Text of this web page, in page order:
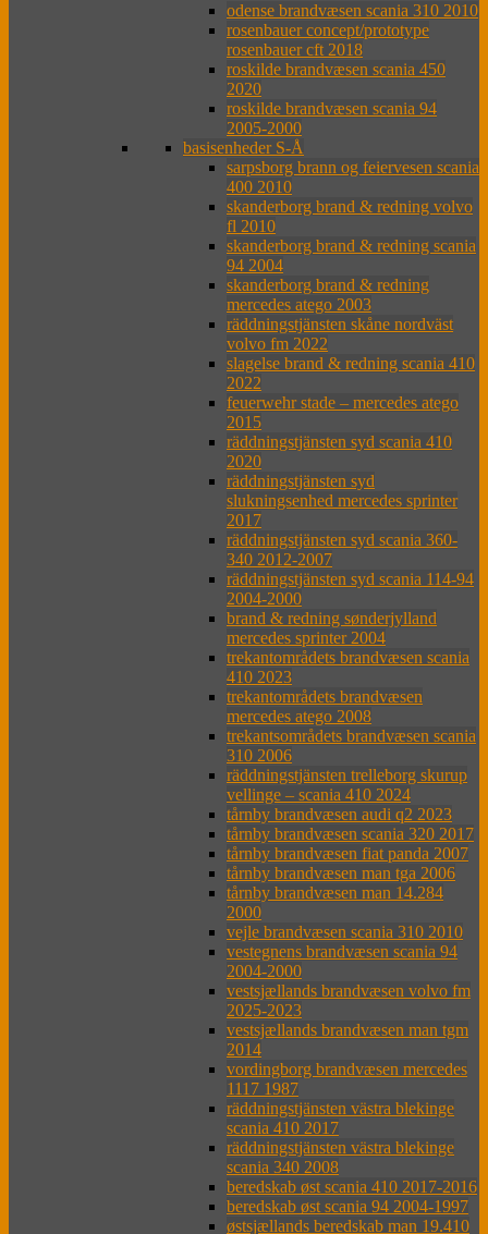
odense brandvæsen scania 310 2010
rosenbauer concept/prototype
rosenbauer cft 2018
roskilde brandvæsen scania 450
2020
roskilde brandvæsen scania 94
2005-2000
basisenheder S-Å
sarpsborg brann og feiervesen scania
400 2010
skanderborg brand & redning volvo
fl 2010
skanderborg brand & redning scania
94 2004
skanderborg brand & redning
mercedes atego 2003
räddningstjänsten skåne nordväst
volvo fm 2022
slagelse brand & redning scania 410
2022
feuerwehr stade – mercedes atego
2015
räddningstjänsten syd scania 410
2020
räddningstjänsten syd
slukningsenhed mercedes sprinter
2017
räddningstjänsten syd scania 360-
340 2012-2007
räddningstjänsten syd scania 114-94
2004-2000
brand & redning sønderjylland
mercedes sprinter 2004
trekantområdets brandvæsen scania
410 2023
trekantområdets brandvæsen
mercedes atego 2008
trekantsområdets brandvæsen scania
310 2006
räddningstjänsten trelleborg skurup
vellinge – scania 410 2024
tårnby brandvæsen audi q2 2023
tårnby brandvæsen scania 320 2017
tårnby brandvæsen fiat panda 2007
tårnby brandvæsen man tga 2006
tårnby brandvæsen man 14.284
2000
vejle brandvæsen scania 310 2010
vestegnens brandvæsen scania 94
2004-2000
vestsjællands brandvæsen volvo fm
2025-2023
vestsjællands brandvæsen man tgm
2014
vordingborg brandvæsen mercedes
1117 1987
räddningstjänsten västra blekinge
scania 410 2017
räddningstjänsten västra blekinge
scania 340 2008
beredskab øst scania 410 2017-2016
beredskab øst scania 94 2004-1997
østsjællands beredskab man 19.410